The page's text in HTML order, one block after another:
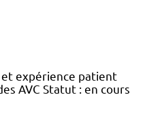
expérience patient
AVC Statut : en cours